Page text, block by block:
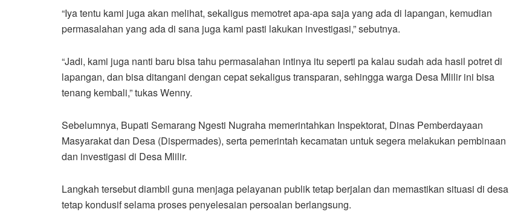
“Iya tentu kami juga akan melihat, sekaligus memotret apa-apa saja yang ada di lapangan, kemudian
permasalahan yang ada di sana juga kami pasti lakukan investigasi,” sebutnya.
“Jadi, kami juga nanti baru bisa tahu permasalahan intinya itu seperti pa kalau sudah ada hasil potret di
lapangan, dan bisa ditangani dengan cepat sekaligus transparan, sehingga warga Desa Mlilir ini bisa
tenang kembali,” tukas Wenny.
Sebelumnya, Bupati Semarang Ngesti Nugraha memerintahkan Inspektorat, Dinas Pemberdayaan
Masyarakat dan Desa (Dispermades), serta pemerintah kecamatan untuk segera melakukan pembinaan
dan investigasi di Desa Mlilir.
Langkah tersebut diambil guna menjaga pelayanan publik tetap berjalan dan memastikan situasi di desa
tetap kondusif selama proses penyelesaian persoalan berlangsung.